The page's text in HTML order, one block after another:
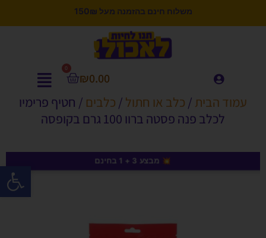
פתח
משלוח חינם בהזמנה מעל 150₪
₪0.00
0
עמוד הבית / כלב או חתול / כלבים / חטיף פרימיו
לכלב פנה פסטה ברוו 100 גרם בקופסה
💥 מבצע 3 + 1 בחינם